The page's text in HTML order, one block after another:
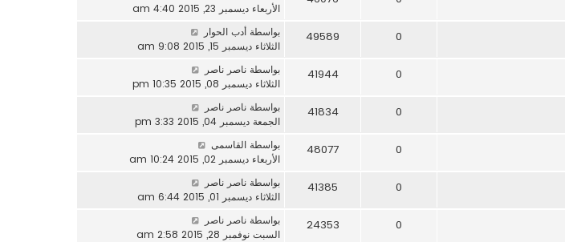
الأربعاء ديسمبر 23, 2015 4:40 am
0
49589 بواسطة أدب الحوار
الثلاثاء ديسمبر 15, 2015 9:08 am
0
41944 بواسطة ناصر ناصر
الثلاثاء ديسمبر 08, 2015 10:35 pm
0
41834 بواسطة ناصر ناصر
الجمعة ديسمبر 04, 2015 3:33 pm
0
48077 بواسطة القاسمى
الأربعاء ديسمبر 02, 2015 10:24 am
0
41385 بواسطة ناصر ناصر
الثلاثاء ديسمبر 01, 2015 6:44 am
0
24353 بواسطة ناصر ناصر
السبت نوفمبر 28, 2015 2:58 am